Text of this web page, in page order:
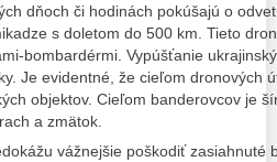
dňoch či hodinách pokúšajú o
s doletom do 500 km. Tieto
bombardérmi. Vypúšťanie
Je evidentné, že cieľom dronových
objektov. Cieľom banderovcov je
a zmätok.
vážnejšie poškodiť zasiahnuté